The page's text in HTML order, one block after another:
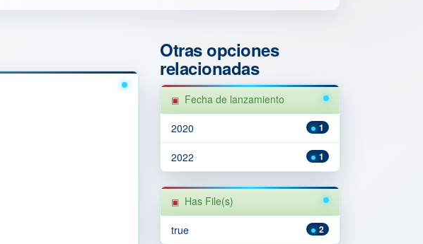
Otras opciones
relacionadas
Fecha de lanzamiento
1
2020
1
2022
Has File(s)
2
true